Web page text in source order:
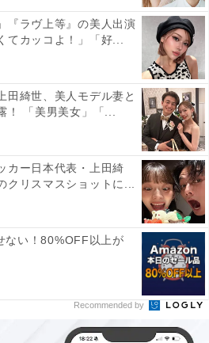
『ラヴ上等』の美人出演
てカッコよ！」「好...
田綺世、美人モデル妻と
！ 「美男美女」「...
カー日本代表・上田綺
クリスマスショットに...
ない！80%OFF以上が
Recommended by